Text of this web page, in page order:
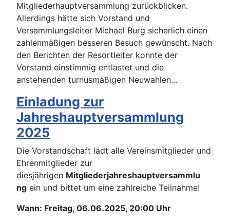
Mitgliederhauptversammlung zurückblicken.
Allerdings hätte sich Vorstand und
Versammlungsleiter Michael Burg sicherlich einen
zahlenmäßigen besseren Besuch gewünscht. Nach
den Berichten der Resortleiter konnte der
Vorstand einstimmig entlastet und die
anstehenden turnusmäßigen Neuwahlen...
Einladung zur
Jahreshauptversammlung
2025
Die Vorstandschaft lädt alle Vereinsmitglieder und
Ehrenmitglieder zur
diesjährigen Mitgliederjahreshauptversammlu
ng ein und bittet um eine zahlreiche Teilnahme!
Wann: Freitag, 06.06.2025, 20:00 Uhr